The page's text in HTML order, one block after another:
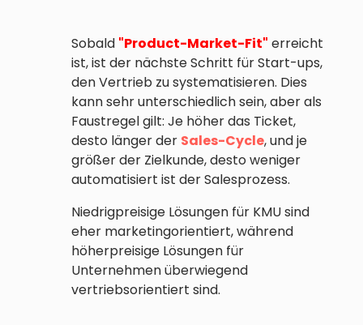
Sobald "Product-Market-Fit" erreicht
ist, ist der nächste Schritt für Start-ups,
den Vertrieb zu systematisieren. Dies
kann sehr unterschiedlich sein, aber als
Faustregel gilt: Je höher das Ticket,
desto länger der Sales-Cycle, und je
größer der Zielkunde, desto weniger
automatisiert ist der Salesprozess.
Niedrigpreisige Lösungen für KMU sind
eher marketingorientiert, während
höherpreisige Lösungen für
Unternehmen überwiegend
vertriebsorientiert sind.